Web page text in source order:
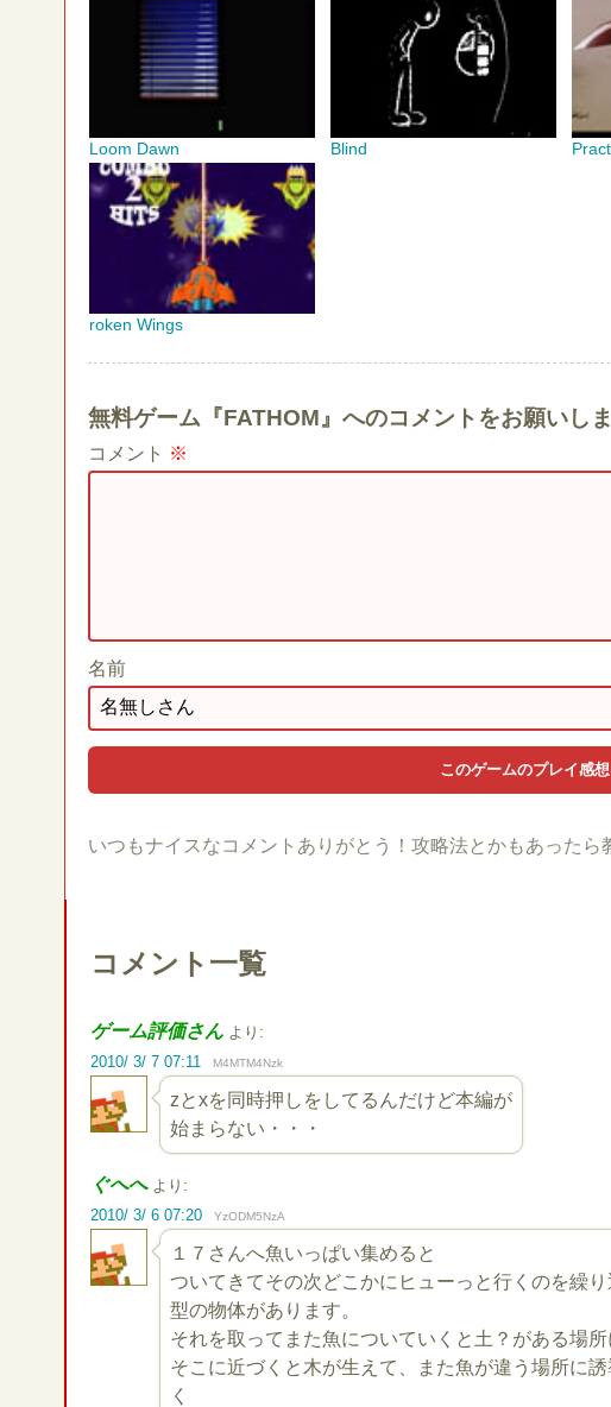
Loom Dawn Blind
roken Wings
無料ゲーム『FATHOM』へのコメントをお願いしま
コメント ※
名前
いつもナイスなコメントありがとう！攻略法とかもあったら
コメント一覧
ゲーム評価さん より:
2010/ 3/ 7 07:11
M4MTM4Nzk
zとxを同時押しをしてるんだけど本編が
始まらない・・・
ぐへへ より:
2010/ 3/ 6 07:20
YzODM5NzA
１７さんへ魚いっぱい集めると
ついてきてその次どこかにヒューっと行くのを繰
型の物体があります。
それを取ってまた魚についていくと土？がある場
そこに近づくと木が生えて、また魚が違う場所に
く